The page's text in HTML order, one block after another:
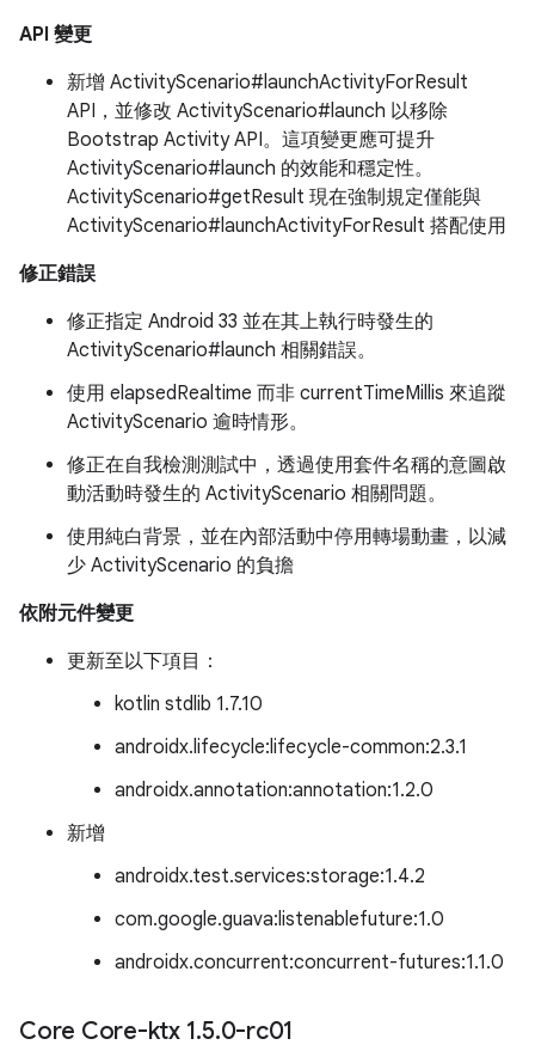
API 變更
新增 ActivityScenario#launchActivityForResult
API，並修改 ActivityScenario#launch 以移除
Bootstrap Activity API。這項變更應可提升
ActivityScenario#launch 的效能和穩定性。
ActivityScenario#getResult 現在強制規定僅能與
ActivityScenario#launchActivityForResult 搭配使用
修正錯誤
修正指定 Android 33 並在其上執行時發生的
ActivityScenario#launch 相關錯誤。
使用 elapsedRealtime 而非 currentTimeMillis 來追蹤
ActivityScenario 逾時情形。
修正在自我檢測測試中，透過使用套件名稱的意圖啟
動活動時發生的 ActivityScenario 相關問題。
使用純白背景，並在內部活動中停用轉場動畫，以減
少 ActivityScenario 的負擔
依附元件變更
更新至以下項目：
kotlin stdlib 1.7.10
androidx.lifecycle:lifecycle-common:2.3.1
androidx.annotation:annotation:1.2.0
新增
androidx.test.services:storage:1.4.2
com.google.guava:listenablefuture:1.0
androidx.concurrent:concurrent-futures:1.1.0
Core Core-ktx 1.5.0-rc01